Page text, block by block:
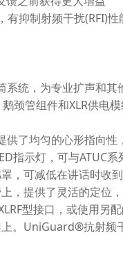
抑制射频干扰(RFI)性
系统，为专业扩声和
颈管组件和XLR供电模
供了均匀的心形指向
指示灯，可与ATUC
，可减低在讲话时收
，提供了灵活的定位
型接口，或使用另
。UniGuard®抗射频